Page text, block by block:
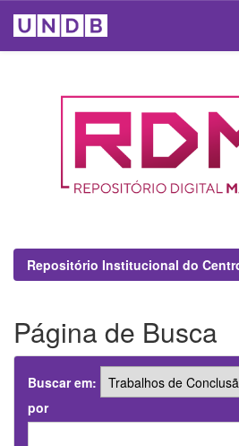
Repositório Institucional do
Página de Busca
Buscar em:
por